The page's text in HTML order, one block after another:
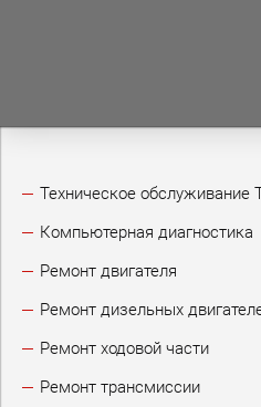
Техническое обслуживание
Компьютерная диагностика
Ремонт двигателя
Ремонт дизельных
Ремонт ходовой части
Ремонт трансмиссии